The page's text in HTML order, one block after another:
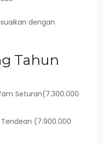
dengan
Tahun
Seturan(7.300.000
(7.900.000